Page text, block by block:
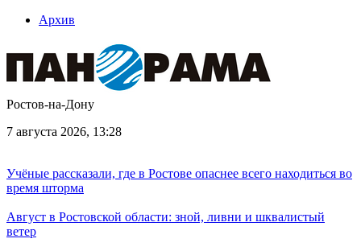
Архив
Ростов-на-Дону
7 августа 2026, 13:28
Учёные рассказали, где в Ростове опаснее всего находиться во
время шторма
Август в Ростовской области: зной, ливни и шквалистый
ветер